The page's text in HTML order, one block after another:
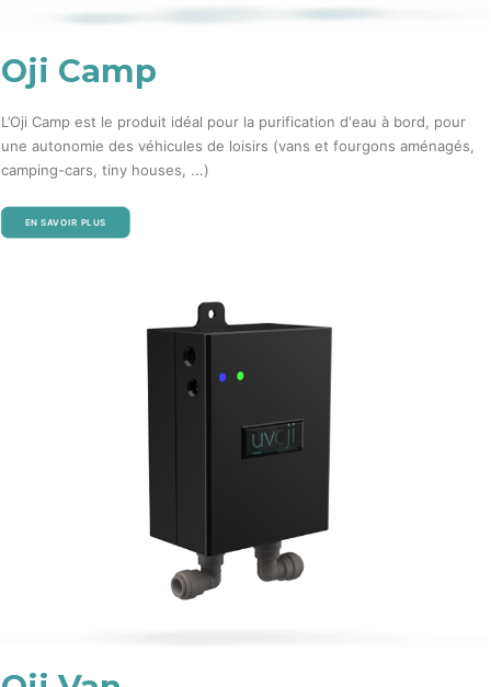
Oji Camp
L’Oji Camp est le produit idéal pour la purification d'eau à bord, pour
une autonomie des véhicules de loisirs (vans et fourgons aménagés,
camping-cars, tiny houses, ...)
EN SAVOIR PLUS